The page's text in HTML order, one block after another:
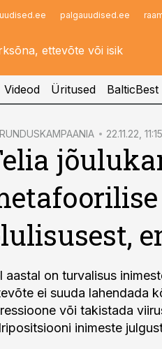
palgauudised.ee
Infopank
Videod Üritused BalticBest
22.11.22, 11:15
aastal on turvalisus
ei suuda lahendada
või takistada
inimeste